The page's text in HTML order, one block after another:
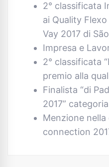
2° classificata
ai Quality
Vay 2017 di
Impresa e
2° classificata
premio alla
Finalista “di
2017”
Menzione
connection